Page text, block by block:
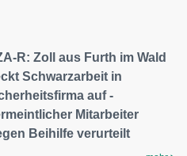
R: Zoll aus Furth im Wald
Schwarzarbeit in
auf -
Mitarbeiter
Beihilfe verurteilt